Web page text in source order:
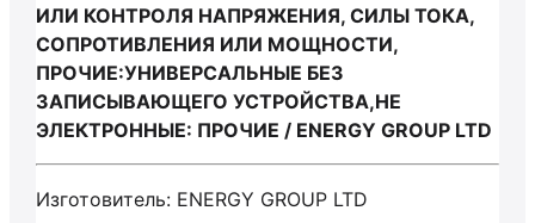
ИЛИ КОНТРОЛЯ НАПРЯЖЕНИЯ, СИЛЫ ТОКА,
СОПРОТИВЛЕНИЯ ИЛИ МОЩНОСТИ,
ПРОЧИЕ:УНИВЕРСАЛЬНЫЕ БЕЗ
ЗАПИСЫВАЮЩЕГО УСТРОЙСТВА,НЕ
ЭЛЕКТРОННЫЕ: ПРОЧИЕ / ENERGY GROUP LTD
Изготовитель: ENERGY GROUP LTD